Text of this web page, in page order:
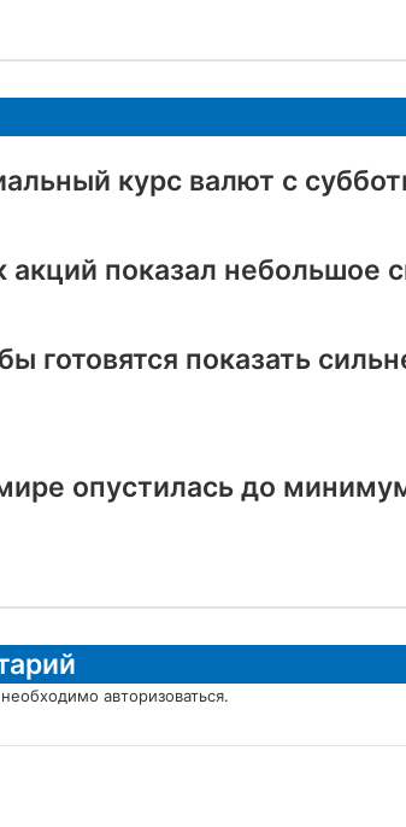
курс валют с
акций показал небольшое
готовятся показать
опустилась до
авторизоваться.